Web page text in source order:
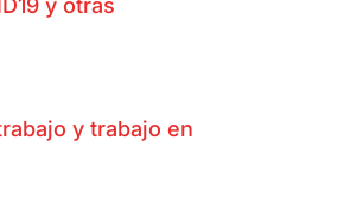
y otras
y trabajo en